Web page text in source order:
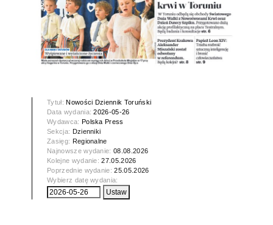
Tytuł: Nowości Dziennik Toruński
Data wydania:2026-05-26
Wydawca: Polska Press
Sekcja: Dzienniki
Zasięg: Regionalne
Najnowsze wydanie:08.08.2026
Kolejne wydanie:27.05.2026
Poprzednie wydanie:25.05.2026
Wybierz datę wydania: